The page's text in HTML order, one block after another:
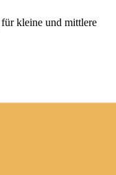
kleine und mittlere